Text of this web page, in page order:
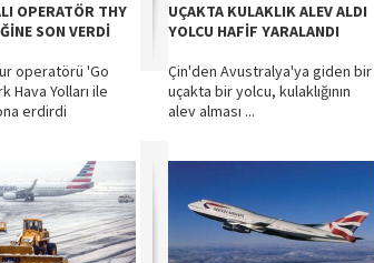
OPERATÖR THY
SON VERDİ
operatörü 'Go
Hava Yolları ile
erdirdi
UÇAKTA KULAKLIK ALEV ALDI
YOLCU HAFİF YARALANDI
Çin'den Avustralya'ya giden bir
uçakta bir yolcu, kulaklığının
alev alması ...